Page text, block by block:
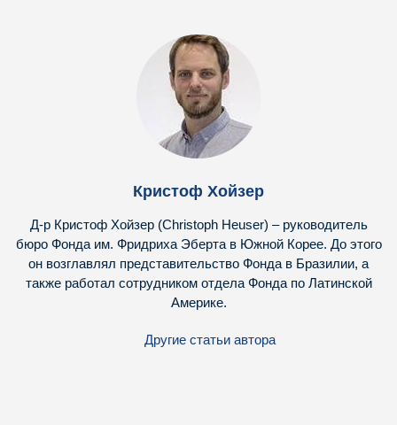
Кристоф Хойзер
Д-р Кристоф Хойзер (Christoph Heuser) – руководитель
бюро Фонда им. Фридриха Эберта в Южной Корее. До этого
он возглавлял представительство Фонда в Бразилии, а
также работал сотрудником отдела Фонда по Латинской
Америке.
Другие статьи автора